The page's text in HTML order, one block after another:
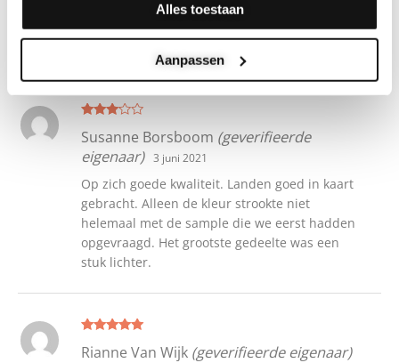
Alles toestaan
Aanpassen
(geverifieerde eigenaar)
deerd3
uit 5
Susanne Borsboom (geverifieerde
eigenaar)
3 juni 2021
Op zich goede kwaliteit. Landen goed in kaart
gebracht. Alleen de kleur strookte niet
helemaal met de sample die we eerst hadden
opgevraagd. Het grootste gedeelte was een
stuk lichter.
d5uit 5
Rianne Van Wijk (geverifieerde eigenaar)